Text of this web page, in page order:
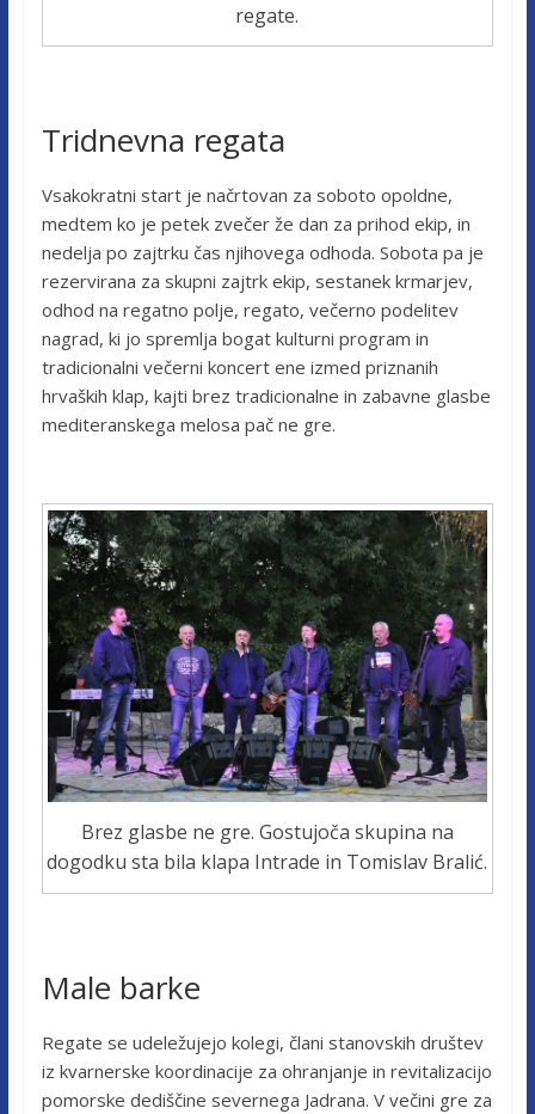
regate.
Tridnevna regata
Vsakokratni start je načrtovan za soboto opoldne,
medtem ko je petek zvečer že dan za prihod ekip, in
nedelja po zajtrku čas njihovega odhoda. Sobota pa je
rezervirana za skupni zajtrk ekip, sestanek krmarjev,
odhod na regatno polje, regato, večerno podelitev
nagrad, ki jo spremlja bogat kulturni program in
tradicionalni večerni koncert ene izmed priznanih
hrvaških klap, kajti brez tradicionalne in zabavne glasbe
mediteranskega melosa pač ne gre.
Brez glasbe ne gre. Gostujoča skupina na
dogodku sta bila klapa Intrade in Tomislav Bralić.
Male barke
Regate se udeležujejo kolegi, člani stanovskih društev
iz kvarnerske koordinacije za ohranjanje in revitalizacijo
pomorske dediščine severnega Jadrana. V večini gre za